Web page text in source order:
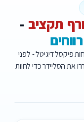
ורף תקציב -
רווחים
פיקסל דיגיטל - לפני
לעבוד עם מערך השיווק 360. גררו את הסליידר כדי לחוות
אחרי · PIXEL